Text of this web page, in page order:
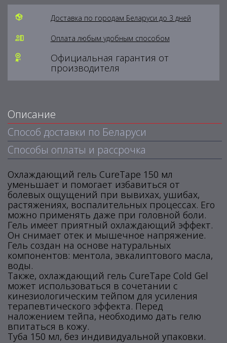
Доставка по городам Беларуси до 3 дней
Оплата любым удобным способом
Официальная гарантия от
производителя
Описание
Способ доставки по Беларуси
Способы оплаты и рассрочка
Охлаждающий гель CureTape 150 мл
уменьшает и помогает избавиться от
болевых ощущений при вывихах, ушибах,
растяжениях, воспалительных процессах. Его
можно применять даже при головной боли.
Гель имеет приятный охлаждающий эффект.
Он снимает отек и мышечное напряжение.
Гель создан на основе натуральных
компонентов: ментола, эвкалиптового масла,
воды.
Также, охлаждающий гель CureTape Cold Gel
может использоваться в сочетании с
кинезиологическим тейпом для усиления
терапевтического эффекта. Перед
наложением тейпа, необходимо дать гелю
впитаться в кожу.
Туба 150 мл, без индивидуальной упаковки.